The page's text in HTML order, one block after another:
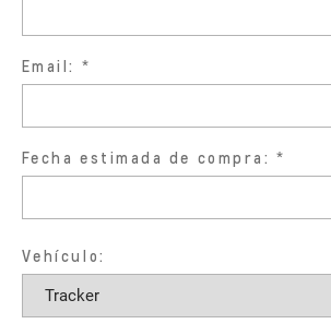
Email:
Fecha estimada de compra:
Vehículo: